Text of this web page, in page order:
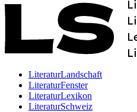
LiteraturLandschaft
LiteraturFenster
LiteraturLexikon
LiteraturSchweiz